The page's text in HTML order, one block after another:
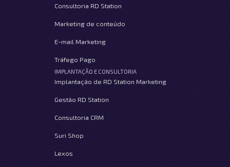
Consultoria RD Station
Marketing de conteúdo
E-mail Marketing
Tráfego Pago
IMPLANTAÇÃO E CONSULTORIA
Implantação de RD Station Marketing
Gestão RD Station
Consultoria CRM
Suri Shop
Lexos